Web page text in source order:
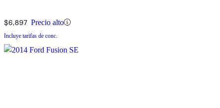
$6,897 Precio alto
Incluye tarifas de conc.